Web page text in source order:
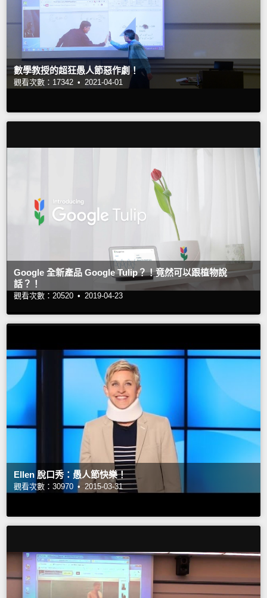
數學教授的超狂愚人節惡作劇！
觀看次數：17342 • 2021-04-01
Google 全新產品 Google Tulip？！竟然可以跟植物說
話？！
觀看次數：20520 • 2019-04-23
Ellen 脫口秀：愚人節快樂！
觀看次數：30970 • 2015-03-31